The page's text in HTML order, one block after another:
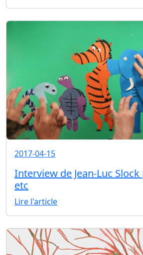
2017-04-15
Interview de Jean-Luc
etc
Lire l'article